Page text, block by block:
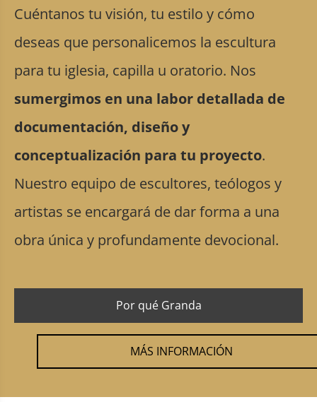
Cuéntanos tu visión, tu estilo y cómo
deseas que personalicemos la escultura
para tu iglesia, capilla u oratorio. Nos
sumergimos en una labor detallada de
documentación, diseño y
conceptualización para tu proyecto.
Nuestro equipo de escultores, teólogos y
artistas se encargará de dar forma a una
obra única y profundamente devocional.
Por qué Granda
MÁS INFORMACIÓN